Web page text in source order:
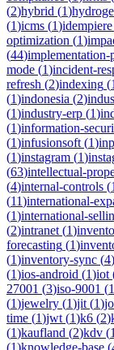
(2)hybrid (1)
(1)icms (1)idempiere
optimization (1)
(44)implementation-
mode (1)incident-
refresh (2)indexing (1
(1)indonesia (2)
(1)industry-erp (1)
(1)information-
(1)infusionsoft (1)inp
(1)instagram (1)
(63)intellectual-
(4)internal-controls (1
(11)international-
(1)international-
(2)intranet (1)
forecasting (1)
(1)inventory-sync (4)
(1)ios-android (1)iot
27001 (3)iso-9001 (1
(1)jewelry (1)jit (1)
time (1)jwt (1)k6 (2)
(1)kaufland (2)kdv (1
(1)knowledge-base (